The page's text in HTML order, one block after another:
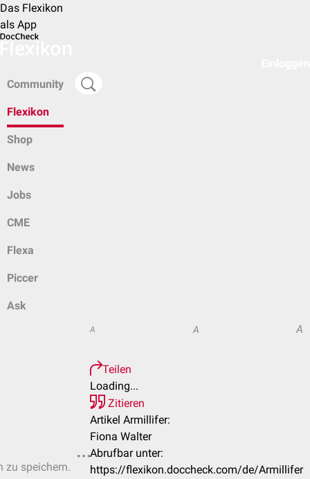
Das Flexikon
als App
Community
Flexikon
Shop
News
Jobs
CME
Flexa
Piccer
Ask
zu speichern.
A A A
Teilen
Loading...
Zitieren
Artikel Armillifer:
Fiona Walter
Abrufbar unter:
https://flexikon.doccheck.com/de/Armillifer